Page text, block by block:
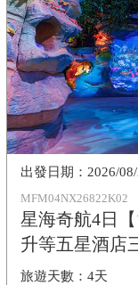
MFM04NX26822K02
星海奇航4日
升等五星酒店
4天
2026/